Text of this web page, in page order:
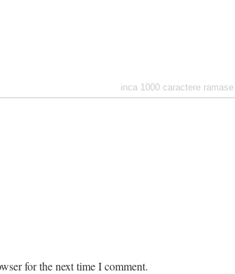
inca 1000 caractere ramase
for the next time I comment.